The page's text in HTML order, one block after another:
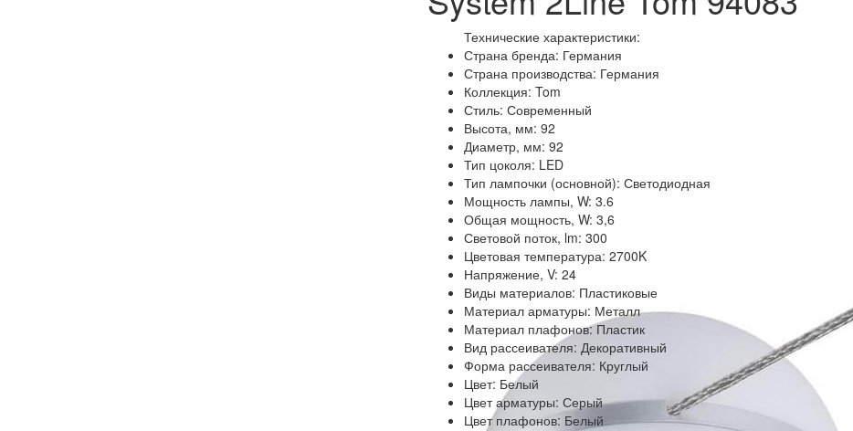
Технические характеристики:
Страна бренда: Германия
Страна производства: Германия
Коллекция: Tom
Стиль: Современный
Высота, мм: 92
Диаметр, мм: 92
Тип цоколя: LED
Тип лампочки (основной): Светодиодная
Мощность лампы, W: 3.6
Общая мощность, W: 3,6
Световой поток, lm: 300
Цветовая температура: 2700K
Напряжение, V: 24
Виды материалов: Пластиковые
Материал арматуры: Металл
Материал плафонов: Пластик
Вид рассеивателя: Декоративный
Форма рассеивателя: Круглый
Цвет: Белый
Цвет арматуры: Серый
Цвет плафонов: Белый